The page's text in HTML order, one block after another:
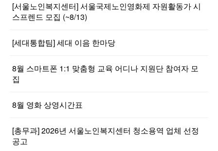
[서울노인복지센터] 서울국제노인영화제 자원활동가 시
스프렌드 모집 (~8/13)
[세대통합팀] 세대 이음 한마당
8월 스마트폰 1:1 맞춤형 교육 어디나 지원단 참여자 모
집
8월 영화 상영시간표
[총무과] 2026년 서울노인복지센터 청소용역 업체 선정
공고